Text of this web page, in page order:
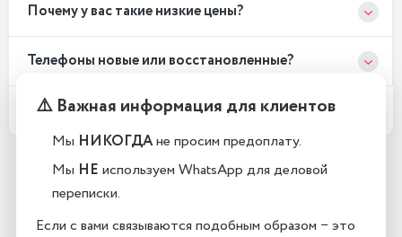
Почему у вас такие низкие цены?
Телефоны новые или восстановленные?
Какой срок гарантии?
Остались вопросы?
⚠️ Важная информация для клиентов
Мы НИКОГДАне просим предоплату.
Мы НЕ используем WhatsApp для деловой
переписки.
Если с вами связываются подобным образом − это